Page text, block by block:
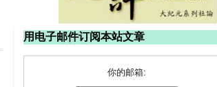
用电子邮件订阅本站文章
你的邮箱: